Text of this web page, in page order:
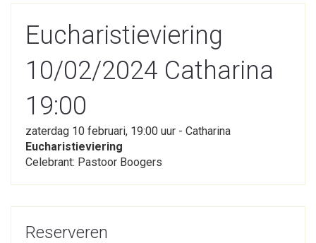
Eucharistieviering
10/02/2024 Catharina
19:00
zaterdag 10 februari, 19:00 uur - Catharina
Eucharistieviering
Celebrant: Pastoor Boogers
Reserveren